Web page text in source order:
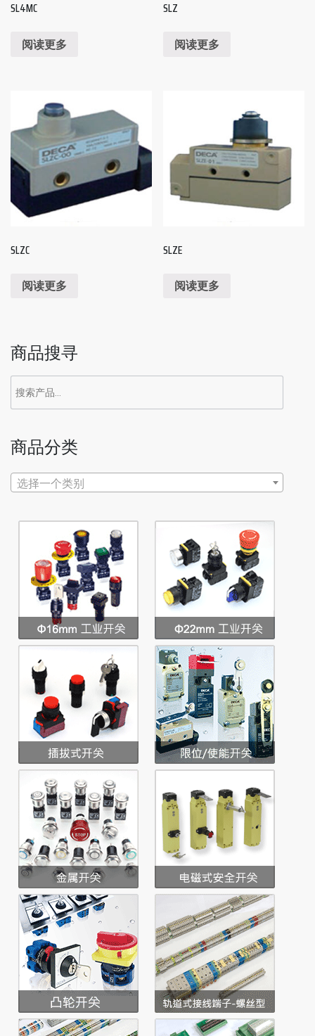
SL4MC
阅读更多
SLZ
阅读更多
SLZC
阅读更多
SLZE
阅读更多
商品搜寻
搜
索：
商品分类
选择一个类别